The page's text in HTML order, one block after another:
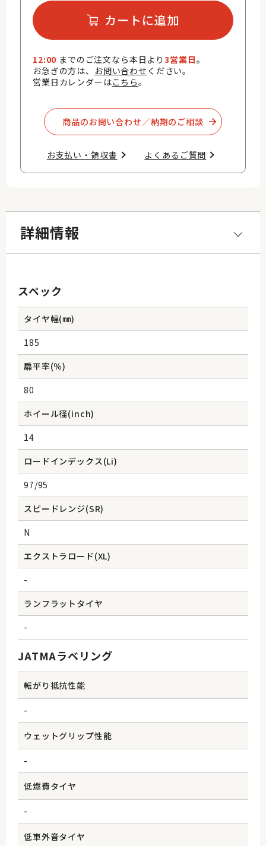
カートに追加
12:00 までのご注文なら本日より3営業日。
お急ぎの方は、 お問い合わせ ください。
営業日カレンダーはこちら。
商品のお問い合わせ／納期のご相談​
お支払い・領収書​ よくあるご質問​
詳細情報
スペック
タイヤ幅(㎜)
185
扁平率(％)
80
ホイール径(inch)
14
ロードインデックス(Li)
97/95
スピードレンジ(SR)
N
エクストラロード(XL)
-
ランフラットタイヤ
-
JATMAラベリング
転がり抵抗性能
-
ウェットグリップ性能
-
低燃費タイヤ
-
低車外音タイヤ